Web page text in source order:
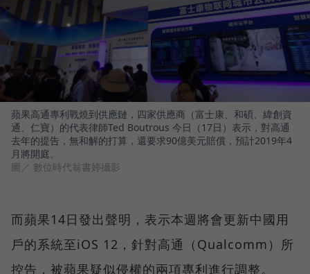
蘋果高通專利戰燒到供應鏈，四家供應商（富士康、和碩、緯創資
通、仁寶）的代表律師Ted Boutrous 今日（17日）表示，對高通
去年的提告，無和解的打算，還要求90億美元賠償，預計2019年4
月將開庭。
圖／ 數位時代翁書婷攝影
而蘋果14日發出聲明，表示本週將會更新中國用
戶的系統至iOS 12，針對高通（Qualcomm）所
控告，被蘋果疑似侵權的兩項專利進行調整。